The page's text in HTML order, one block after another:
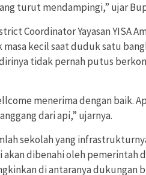
turut mendampingi,” ujar
Coordinator Yayasan YISA
masa kecil saat duduk satu
tidak pernah putus
menerima dengan baik.
dari api,” ujarnya.
sekolah yang
dibenahi oleh pemerintah
di antaranya dukungan